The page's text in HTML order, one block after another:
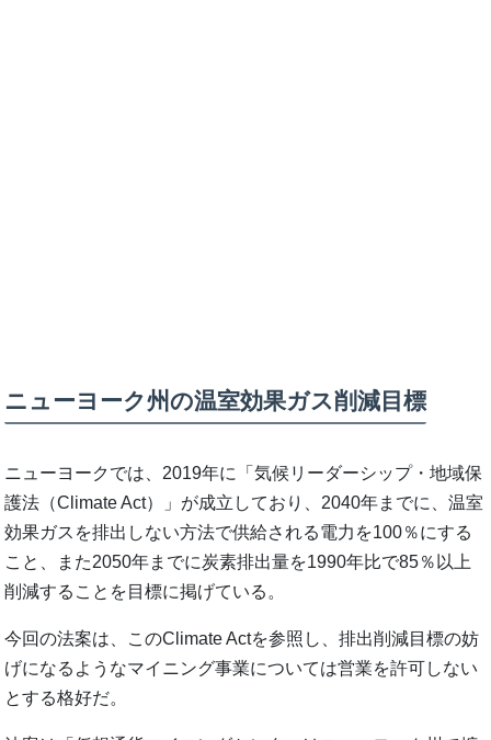
ニューヨーク州の温室効果ガス削減目標
ニューヨークでは、2019年に「気候リーダーシップ・地域保
護法（Climate Act）」が成立しており、2040年までに、温室
効果ガスを排出しない方法で供給される電力を100％にする
こと、また2050年までに炭素排出量を1990年比で85％以上
削減することを目標に掲げている。
今回の法案は、このClimate Actを参照し、排出削減目標の妨
げになるようなマイニング事業については営業を許可しない
とする格好だ。